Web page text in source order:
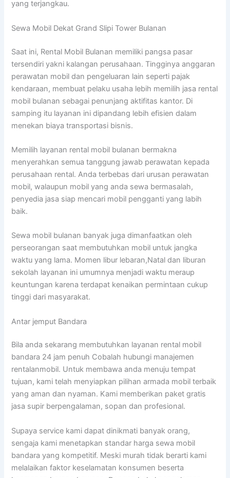
yang terjangkau.
Sewa Mobil Dekat Grand Slipi Tower Bulanan
Saat ini, Rental Mobil Bulanan memiliki pangsa pasar
tersendiri yakni kalangan perusahaan. Tingginya anggaran
perawatan mobil dan pengeluaran lain seperti pajak
kendaraan, membuat pelaku usaha lebih memilih jasa rental
mobil bulanan sebagai penunjang aktifitas kantor. Di
samping itu layanan ini dipandang lebih efisien dalam
menekan biaya transportasi bisnis.
Memilih layanan rental mobil bulanan bermakna
menyerahkan semua tanggung jawab perawatan kepada
perusahaan rental. Anda terbebas dari urusan perawatan
mobil, walaupun mobil yang anda sewa bermasalah,
penyedia jasa siap mencari mobil pengganti yang labih
baik.
Sewa mobil bulanan banyak juga dimanfaatkan oleh
perseorangan saat membutuhkan mobil untuk jangka
waktu yang lama. Momen libur lebaran,Natal dan liburan
sekolah layanan ini umumnya menjadi waktu meraup
keuntungan karena terdapat kenaikan permintaan cukup
tinggi dari masyarakat.
Antar jemput Bandara
Bila anda sekarang membutuhkan layanan rental mobil
bandara 24 jam penuh Cobalah hubungi manajemen
rentalanmobil. Untuk membawa anda menuju tempat
tujuan, kami telah menyiapkan pilihan armada mobil terbaik
yang aman dan nyaman. Kami memberikan paket gratis
jasa supir berpengalaman, sopan dan profesional.
Supaya service kami dapat dinikmati banyak orang,
sengaja kami menetapkan standar harga sewa mobil
bandara yang kompetitif. Meski murah tidak berarti kami
melalaikan faktor keselamatan konsumen beserta